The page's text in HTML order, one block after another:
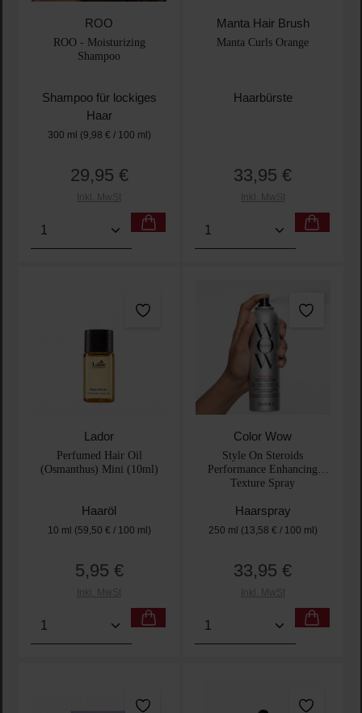
ROO
ROO - Moisturizing
Shampoo
Shampoo für lockiges
Haar
300 ml (9,98 € / 100 ml)
Regulärer Preis:
29,95 €
Inkl. MwSt
Produkt Anzahl: Gib den gewünschten Wert ein
Manta Hair Brush
Manta Curls Orange
Haarbürste
Regulärer Preis:
33,95 €
Inkl. MwSt
Produkt Anzahl: Gib
Lador
Perfumed Hair Oil
(Osmanthus) Mini (10ml)
Haaröl
10 ml (59,50 € / 100 ml)
Regulärer Preis:
5,95 €
Inkl. MwSt
Produkt Anzahl: Gib den gewünschten Wert ein
Color Wow
Style On Steroids
Performance Enhancing
Texture Spray
Haarspray
250 ml (13,58 € / 100 ml)
Regulärer Preis:
33,95 €
Inkl. MwSt
Produkt Anzahl: Gib